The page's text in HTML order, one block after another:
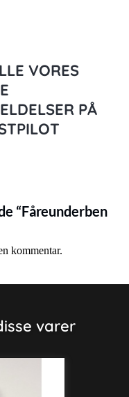
VORES
PÅ
“Fåreunderben
kommentar.
varer